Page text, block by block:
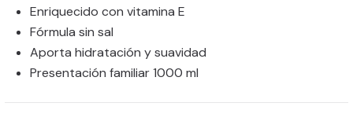
Enriquecido con vitamina E
Fórmula sin sal
Aporta hidratación y suavidad
Presentación familiar 1000 ml